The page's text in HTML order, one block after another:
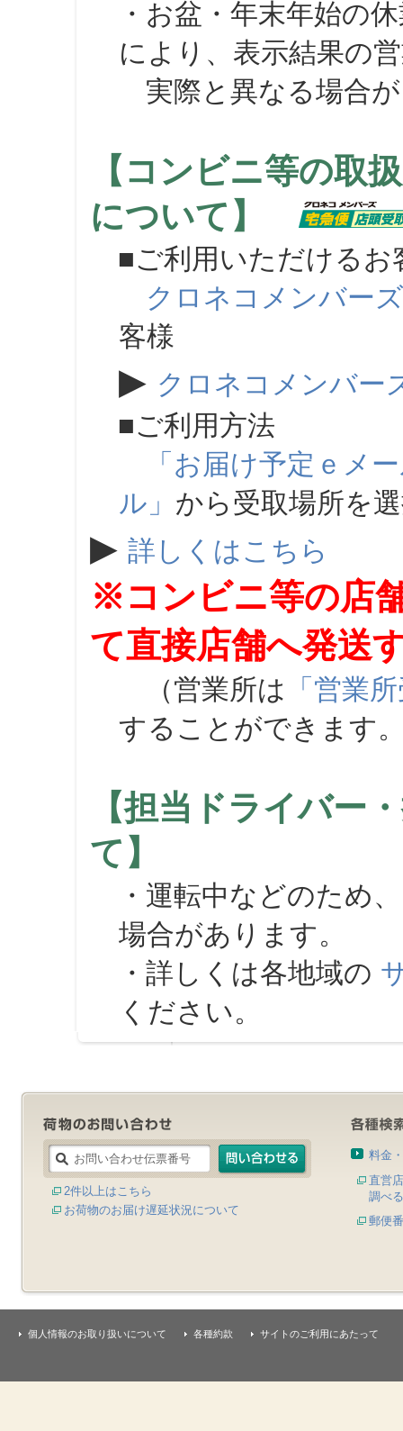
・お盆・年末年始の
により、表示結果の
実際と異なる場合が
【コンビニ等の取
について】
■ご利用いただけるお
クロネコメンバーズ
客様
▶ クロネコメンバー
■ご利用方法
「お届け予定ｅメ
ル」 から受取場所を
▶ 詳しくはこちら
※コンビニ等の店
て直接店舗へ発送
（営業所は 「営業
することができます
【担当ドライバー
て】
・運転中などのため
場合があります。
・詳しくは各地域の
ください。
2件以上はこちら
お荷物のお届け遅延状況について
料金
直営
調べる
郵便
個人情報のお取り扱いについて 各種約款 サイトのご利用にあたって